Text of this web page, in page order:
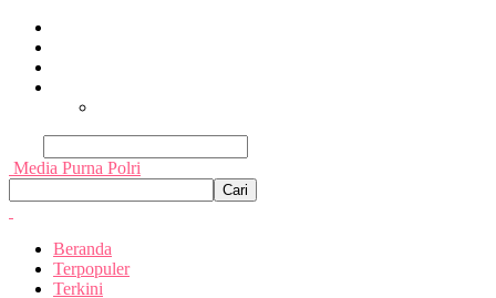
Media Purna Polri
Beranda
Terpopuler
Terkini